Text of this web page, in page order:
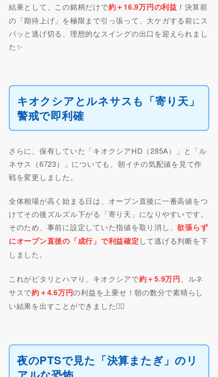
結果として、この銘柄だけで約＋16.9万円の利益 ！決算前
の「期待上げ」を極限まで引っ張って、大ケガする前にス
パッと逃げ切る、理想的なスイングの出口を迎えられまし
た✨
キオクシアとルネサスも「寄り天」
警戒で即利確
さらに、保有していた「キオクシアHD（285A）」と「ル
ネサス（6723）」についても、朝イチの気配値を見て作
戦を変更しました。
全体相場が高く始まる日は、オープン直後に一番高値をつ
けてその後ズルズル下がる「寄り天」になりやすいです。
そのため、事前に設定していた指値を取り消し、欲張らず
にオープン直後の「成行」で利益確定 して逃げる判断を下
しました。
これがピタリとハマり、キオクシアで約＋5.9万円 、ルネ
サスで約＋4.6万円の利益を上乗せ！朝の数分で素晴らし
い結果を出すことができました🏄‍♂️
夜のPTSで見た「決算またぎ」のリ